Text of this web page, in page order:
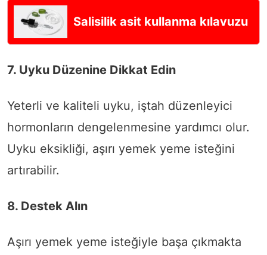
Salisilik asit kullanma kılavuzu
7. Uyku Düzenine Dikkat Edin
Yeterli ve kaliteli uyku, iştah düzenleyici
hormonların dengelenmesine yardımcı olur.
Uyku eksikliği, aşırı yemek yeme isteğini
artırabilir.
8. Destek Alın
Aşırı yemek yeme isteğiyle başa çıkmakta